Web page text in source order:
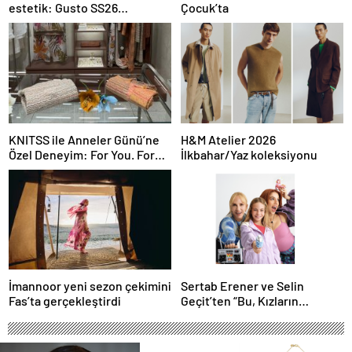
estetik: Gusto SS26
koleksiyonu
Çocuk’ta
KNITSS ile Anneler Günü’ne
Özel Deneyim: For You. For
Her. For the Love in Between
H&M Atelier 2026
İlkbahar/Yaz koleksiyonu
İmannoor yeni sezon çekimini
Fas’ta gerçekleştirdi
Sertab Erener ve Selin
Geçit’ten “Bu, Kızların
daveti